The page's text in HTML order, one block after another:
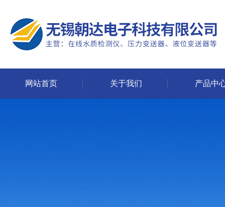
网站首页 关于我们 产品中